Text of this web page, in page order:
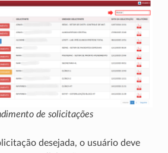
de solicitações
desejada, o usuário deve